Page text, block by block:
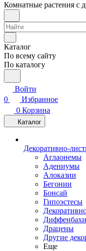
Комнатные растения с
Каталог
По всему сайту
По каталогу
Войти
0
Избранное
0 Корзина
Каталог
Декоративно-
Аглаонемы
Адениумы
Алоказии
Бегонии
Бонсай
Гипоэстесы
Драцены
Другие
Еще